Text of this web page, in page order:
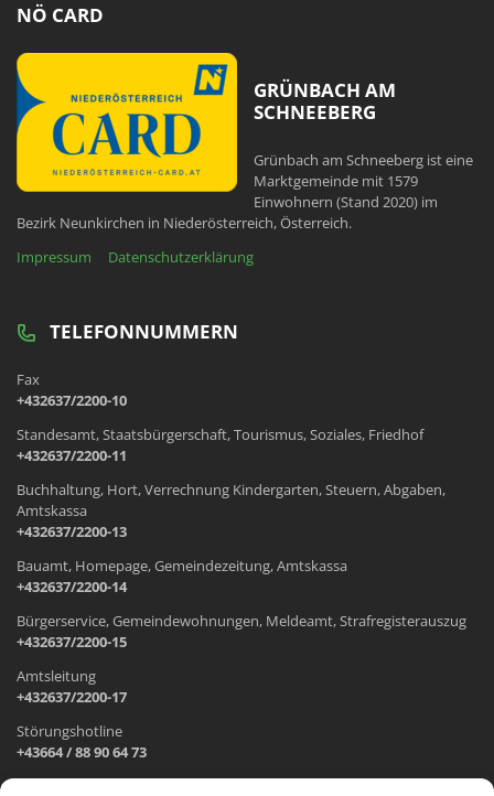
NÖ CARD
GRÜNBACH AM
SCHNEEBERG
Grünbach am Schneeberg ist eine
Marktgemeinde mit 1579
Einwohnern (Stand 2020) im
Bezirk Neunkirchen in Niederösterreich, Österreich.
Impressum
Datenschutzerklärung
TELEFONNUMMERN
Fax
+432637/2200-10
Standesamt, Staatsbürgerschaft, Tourismus, Soziales, Friedhof
+432637/2200-11
Buchhaltung, Hort, Verrechnung Kindergarten, Steuern, Abgaben,
Amtskassa
+432637/2200-13
Bauamt, Homepage, Gemeindezeitung, Amtskassa
+432637/2200-14
Bürgerservice, Gemeindewohnungen, Meldeamt, Strafregisterauszug
+432637/2200-15
Amtsleitung
+432637/2200-17
Störungshotline
+43664 / 88 90 64 73